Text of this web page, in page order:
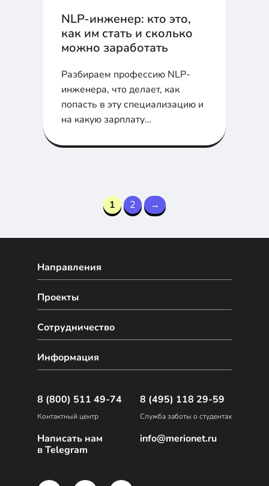
NLP-инженер: кто это,
как им стать и сколько
можно заработать
Разбираем профессию NLP-
инженера, что делает, как
попасть в эту специализацию и
на какую зарплату
1 2 →
Направления
Сотрудничество
Проекты
Информация
8 (800) 511 49-74
Контактный центр
Написать нам
в Telegram
8 (495) 118 29-59
Служба заботы о студентах
info@merionet.ru